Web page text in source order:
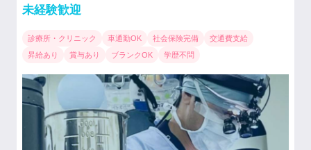
未経験歓迎
診療所・クリニック 車通勤OK 社会保険完備
交通費支給
昇給あり
賞与あり ブランクOK 学歴不問